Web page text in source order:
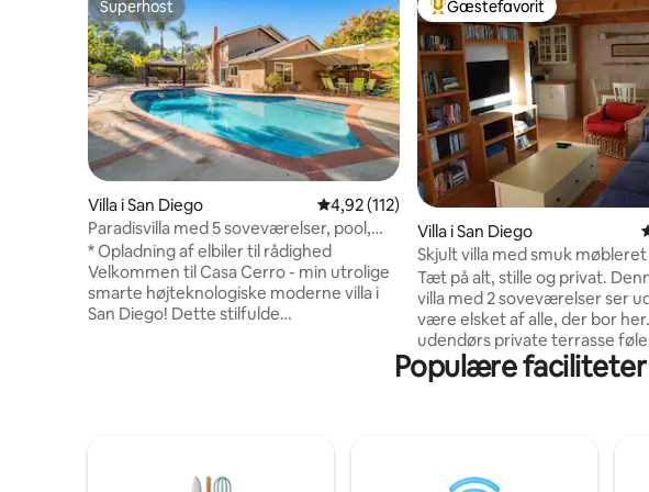
Superhost
Superhost
Villa i San Diego 4,92 ud af 5 i gennemsnitlig bedømmelse,
4,92 (112)
Paradisvilla med 5 soveværelser, pool,
spabad og massagestol
* Opladning af elbiler til rådighed
Velkommen til Casa Cerro - min utrolige
smarte højteknologiske moderne villa i
San Diego! Dette stilfulde
rolig, du behøver ikke at bruge den til at
Bedste gæstefavorit
Gæstefavorit
Villa i San Diego
Skjult villa med smuk
Tæt på alt, stille og privat. Denne
villa med 2 soveværelser ser
være elsket af alle, der bor
udendørs private terrasse
skoven. Smukt tilpasset bad
marmorbruser. Vaskeri i fuld
til gæster, udendørs spisning
Populære faciliteter